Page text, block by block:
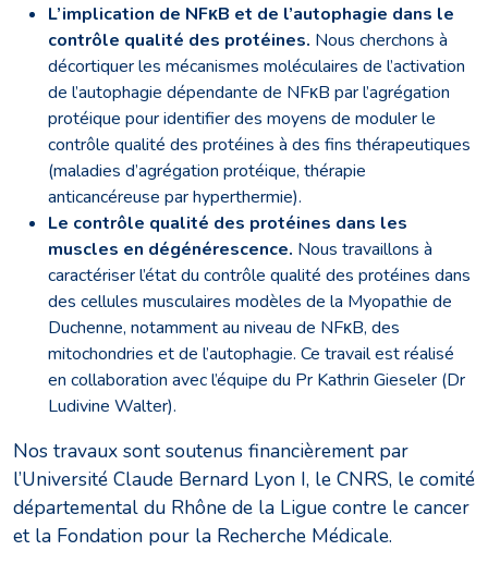
L’implication de NFκB et de l’autophagie dans le
contrôle qualité des protéines. Nous cherchons à
décortiquer les mécanismes moléculaires de l’activation
de l’autophagie dépendante de NFκB par l’agrégation
protéique pour identifier des moyens de moduler le
contrôle qualité des protéines à des fins thérapeutiques
(maladies d’agrégation protéique, thérapie
anticancéreuse par hyperthermie).
Le contrôle qualité des protéines dans les
muscles en dégénérescence. Nous travaillons à
caractériser l’état du contrôle qualité des protéines dans
des cellules musculaires modèles de la Myopathie de
Duchenne, notamment au niveau de NFκB, des
mitochondries et de l’autophagie. Ce travail est réalisé
en collaboration avec l’équipe du Pr Kathrin Gieseler (Dr
Ludivine Walter).
Nos travaux sont soutenus financièrement par
l’Université Claude Bernard Lyon I, le CNRS, le comité
départemental du Rhône de la Ligue contre le cancer
et la Fondation pour la Recherche Médicale.